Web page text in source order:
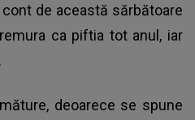
de această sărbătoare
ca piftia tot anul, iar
deoarece se spune